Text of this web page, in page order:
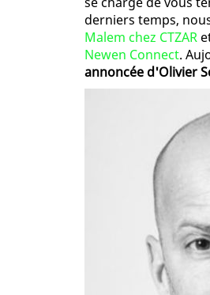
derniers temps,
Malem chez CTZAR
Newen Connect.
annoncée d'Olivier